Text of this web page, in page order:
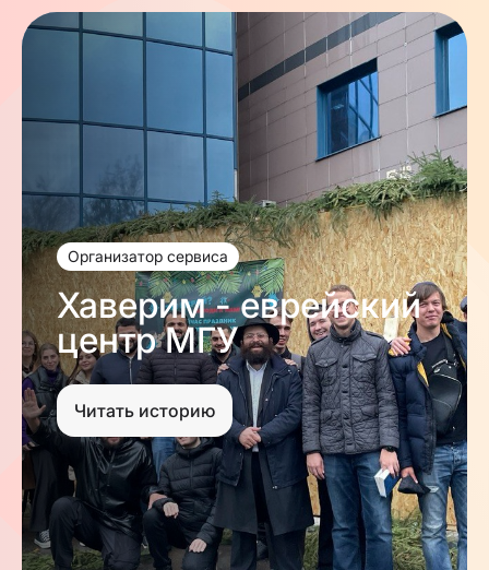
Организатор сервиса
Хаверим - еврейский
центр МГУ
Читать историю